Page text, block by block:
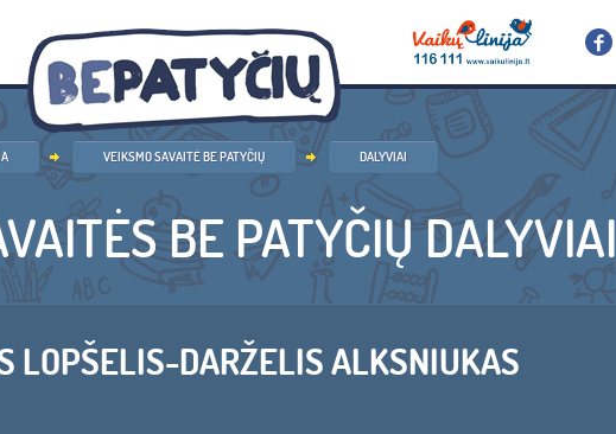
VEIKSMO SAVAITĖ BE PATYČIŲ DALYVIAI
BE PATYČIŲ DALYVIAI
LOPŠELIS-DARŽELIS ALKSNIUKAS